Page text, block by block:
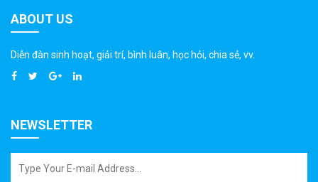
ABOUT US
Diễn đàn sinh hoạt, giải trí, bình luân, học hỏi, chia sẻ, vv.
NEWSLETTER